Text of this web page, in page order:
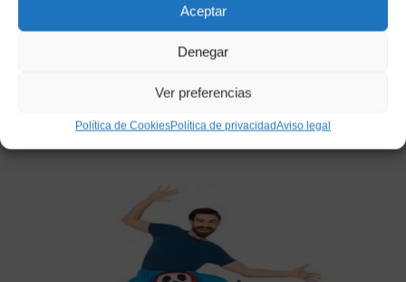
Aceptar
Denegar
Ver preferencias
Política de CookiesPolítica de privacidadAviso legal
CONJUNTO ZULU
Añadir a mi lista de deseos